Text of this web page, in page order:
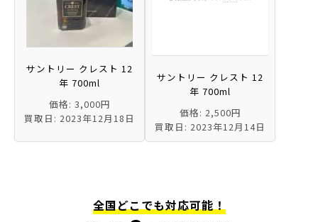
サントリー クレスト 12
年 700ml
価格: 3,000円
買取日: 2023年12月18日
サントリー クレスト 12
年 700ml
価格: 2,500円
買取日: 2023年12月14日
全国どこでも対応可能！